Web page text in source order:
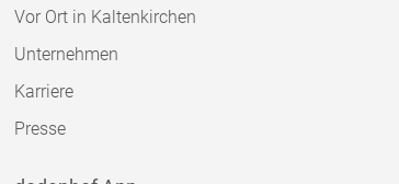
Vor Ort in Kaltenkirchen
Unternehmen
Karriere
Presse